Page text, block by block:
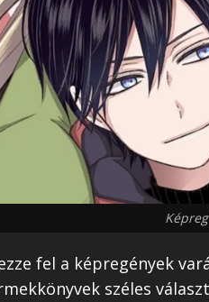
fel a képregények
széles